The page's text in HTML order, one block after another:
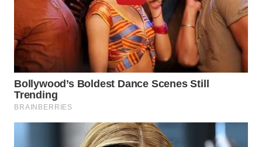
INDRAMAYU
WN
KUNINGAN
MAJALENGKA
WN